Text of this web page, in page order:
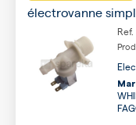
électrovanne